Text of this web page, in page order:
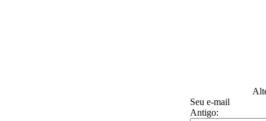
Seu e-mail
Antigo: